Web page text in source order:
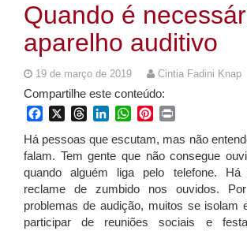
Quando é
aparelho auditivo
19 de março de 2019 Cintia Fadini Knap
Compartilhe este conteúdo:
FacebookThreadsLinkedInWhatsApp
Pinterest
Há pessoas que escutam, mas não
falam. Tem gente que não consegue
quando alguém liga pelo telefone. Há
reclame de zumbido nos ouvidos.
problemas de audição, muitos se isolam
participar de reuniões sociais e